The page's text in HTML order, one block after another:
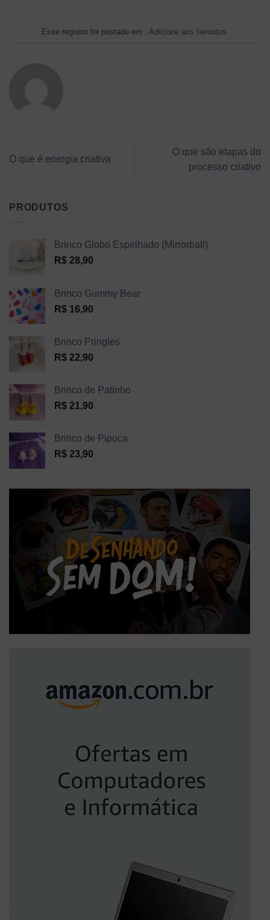
Esse registro foi postado em . Adicione aos favoritos
O que é energia criativa
O que são etapas do
processo criativo
PRODUTOS
Brinco Globo Espelhado (Mirrorball)
R$ 28,90
Brinco Gummy Bear
R$ 16,90
Brinco Pringles
R$ 22,90
Brinco de Patinho
R$ 21,90
Brinco de Pipoca
R$ 23,90